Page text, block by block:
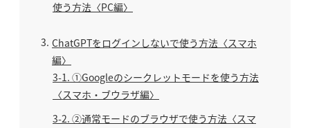
使う方法〈PC編〉
3 ChatGPTをログインしないで使う方法〈スマホ
編〉
3-1 ①Googleのシークレットモードを使う方法
〈スマホ・ブウラザ編〉
3-2 ②通常モードのブラウザで使う方法〈スマ